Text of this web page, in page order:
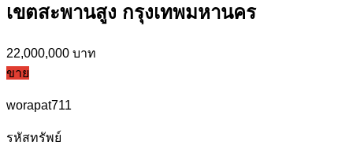
เขตสะพานสูง กรุงเทพมหานคร
22,000,000 บาท
ขาย
worapat711
รหัสทรัพย์